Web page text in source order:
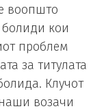
воопшто
кои
проблем
за титулата
Клучот
возачи